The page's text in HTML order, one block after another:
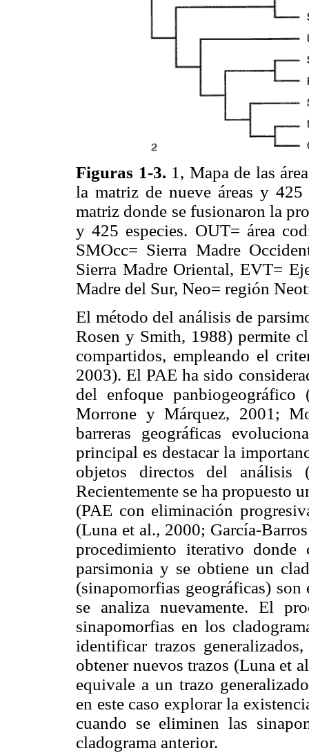
Figuras 1-3. 1, Mapa de las
la matriz de nueve áreas y
matriz donde se fusionaron la
y 425 especies. OUT= área
SMOcc= Sierra Madre
Sierra Madre Oriental, EVT=
Madre del Sur, Neo= región
El método del análisis de
Rosen y Smith, 1988) permite
compartidos, empleando el
2003). El PAE ha sido
del enfoque
Morrone y Márquez, 2001;
barreras geográficas
principal es destacar la
objetos directos del análisis
Recientemente se ha propuesto
(PAE con eliminación
(Luna et al., 2000; García-
procedimiento iterativo
parsimonia y se obtiene un
(sinapomorfias geográficas)
se analiza nuevamente. El
sinapomorfias en los
identificar trazos
obtener nuevos trazos (Luna et
equivale a un trazo
en este caso explorar la
cuando se eliminen las
cladograma anterior.